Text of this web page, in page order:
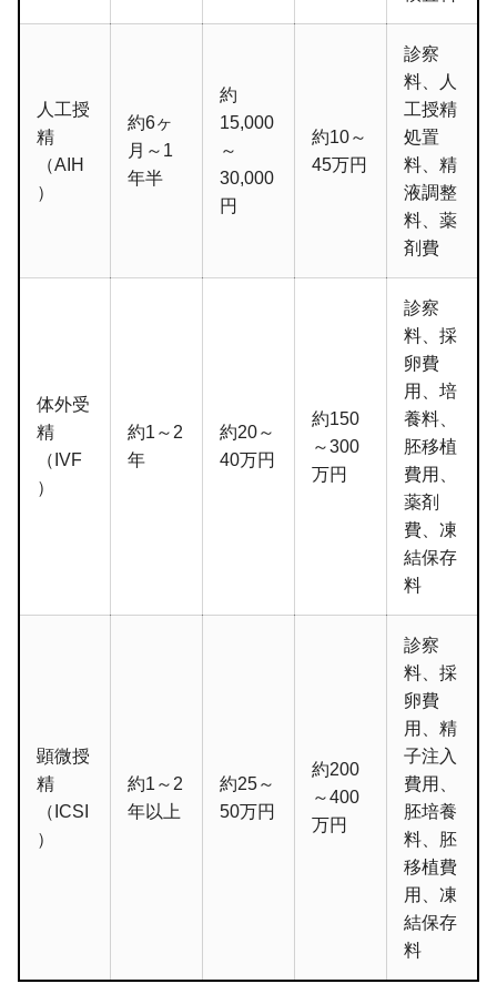
人工授
精
（AIH
）
約6ヶ
月～1
年半
約
15,000
～
30,000
円
約10～
45万円
診察
料、人
工授精
処置
料、精
液調整
料、薬
剤費
体外受
精
（IVF
）
約1～2
年
約20～
40万円
約150
～300
万円
診察
料、採
卵費
用、培
養料、
胚移植
費用、
薬剤
費、凍
結保存
料
顕微授
精
（ICSI
）
約1～2
年以上
約25～
50万円
約200
～400
万円
診察
料、採
卵費
用、精
子注入
費用、
胚培養
料、胚
移植費
用、凍
結保存
料